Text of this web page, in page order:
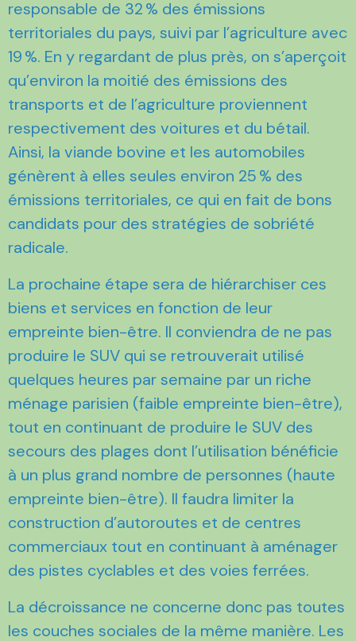
responsable de 32 % des émissions
territoriales du pays, suivi par l’agriculture avec
19 %. En y regardant de plus près, on s’aperçoit
qu’environ la moitié des émissions des
transports et de l’agriculture proviennent
respectivement des voitures et du bétail.
Ainsi, la viande bovine et les automobiles
génèrent à elles seules environ 25 % des
émissions territoriales, ce qui en fait de bons
candidats pour des stratégies de sobriété
radicale.
La prochaine étape sera de hiérarchiser ces
biens et services en fonction de leur
empreinte bien-être. Il conviendra de ne pas
produire le SUV qui se retrouverait utilisé
quelques heures par semaine par un riche
ménage parisien (faible empreinte bien-être),
tout en continuant de produire le SUV des
secours des plages dont l’utilisation bénéficie
à un plus grand nombre de personnes (haute
empreinte bien-être). Il faudra limiter la
construction d’autoroutes et de centres
commerciaux tout en continuant à aménager
des pistes cyclables et des voies ferrées.
La décroissance ne concerne donc pas toutes
les couches sociales de la même manière. Les